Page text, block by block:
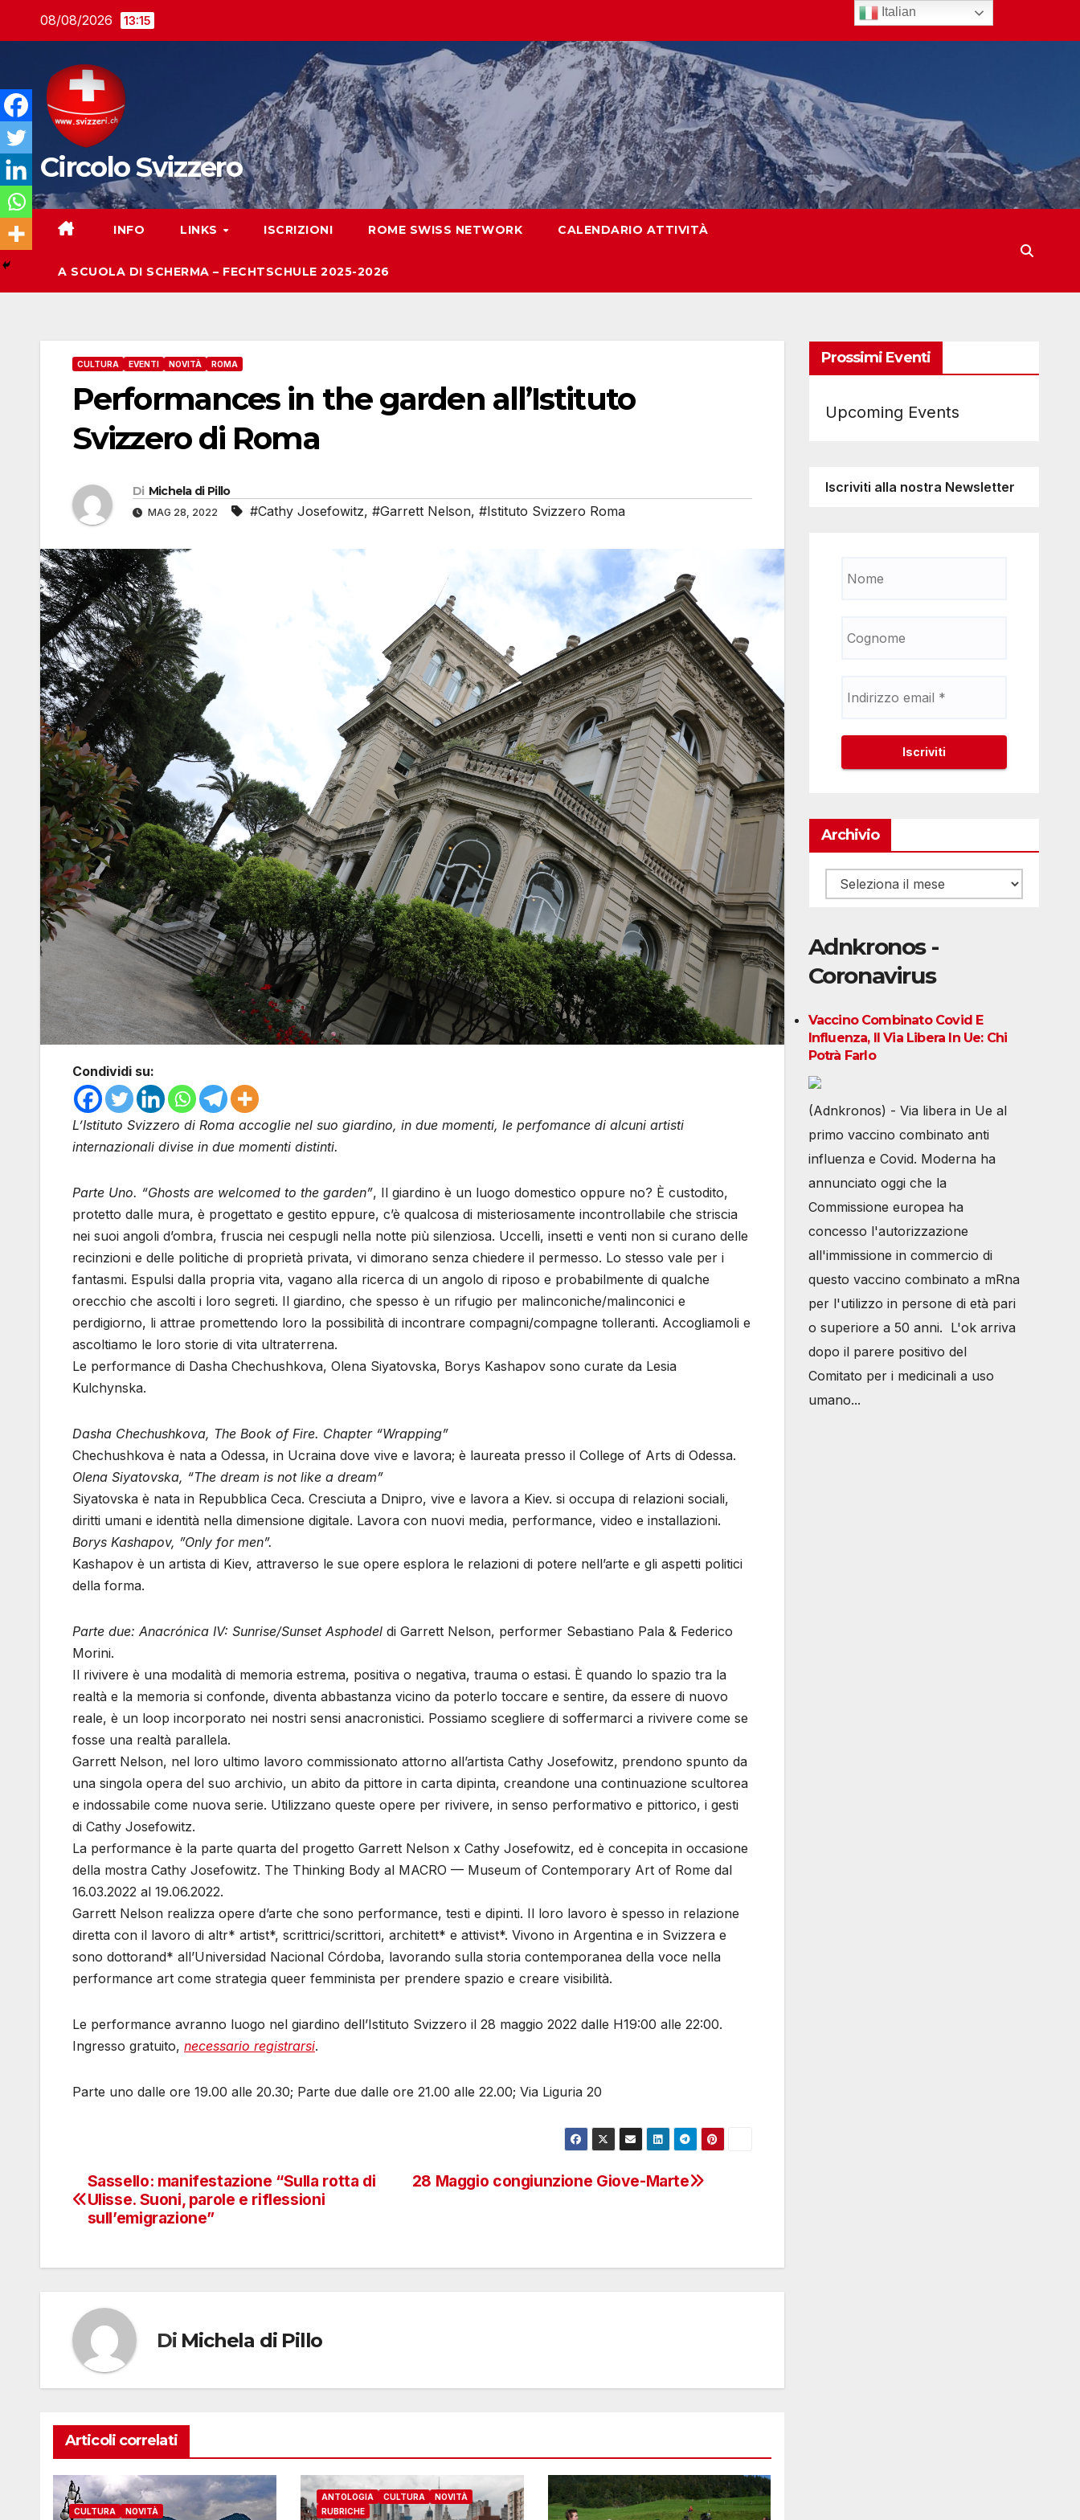
08/08/2026 13:15
Circolo Svizzero
INFO LINKS ISCRIZIONI ROME SWISS NETWORK CALENDARIO ATTIVITÀ
A SCUOLA DI SCHERMA – FECHTSCHULE 2025-2026
CULTURA EVENTI NOVITÀ ROMA
Performances in the garden all’Istituto
Svizzero di Roma
Di Michela di Pillo
MAG 28, 2022 #Cathy Josefowitz, #Garrett Nelson, #Istituto Svizzero Roma
Condividi su:
L’Istituto Svizzero di Roma accoglie nel suo giardino, in due momenti, le perfomance di alcuni artisti
internazionali divise in due momenti distinti.
Parte Uno. “Ghosts are welcomed to the garden”, Il giardino è un luogo domestico oppure no? È custodito,
protetto dalle mura, è progettato e gestito eppure, c’è qualcosa di misteriosamente incontrollabile che striscia
nei suoi angoli d’ombra, fruscia nei cespugli nella notte più silenziosa. Uccelli, insetti e venti non si curano delle
recinzioni e delle politiche di proprietà privata, vi dimorano senza chiedere il permesso. Lo stesso vale per i
fantasmi. Espulsi dalla propria vita, vagano alla ricerca di un angolo di riposo e probabilmente di qualche
orecchio che ascolti i loro segreti. Il giardino, che spesso è un rifugio per malinconiche/malinconici e
perdigiorno, li attrae promettendo loro la possibilità di incontrare compagni/compagne tolleranti. Accogliamoli e
ascoltiamo le loro storie di vita ultraterrena.
Le performance di Dasha Chechushkova, Olena Siyatovska, Borys Kashapov sono curate da Lesia
Kulchynska.
Dasha Chechushkova, The Book of Fire. Chapter “Wrapping”
Chechushkova è nata a Odessa, in Ucraina dove vive e lavora; è laureata presso il College of Arts di Odessa.
Olena Siyatovska, “The dream is not like a dream”
Siyatovska è nata in Repubblica Ceca. Cresciuta a Dnipro, vive e lavora a Kiev. si occupa di relazioni sociali,
diritti umani e identità nella dimensione digitale. Lavora con nuovi media, performance, video e installazioni.
Borys Kashapov, ”Only for men”.
Kashapov è un artista di Kiev, attraverso le sue opere esplora le relazioni di potere nell’arte e gli aspetti politici
della forma.
Parte due: Anacrónica IV: Sunrise/Sunset Asphodel di Garrett Nelson, performer Sebastiano Pala & Federico
Morini.
Il rivivere è una modalità di memoria estrema, positiva o negativa, trauma o estasi. È quando lo spazio tra la
realtà e la memoria si confonde, diventa abbastanza vicino da poterlo toccare e sentire, da essere di nuovo
reale, è un loop incorporato nei nostri sensi anacronistici. Possiamo scegliere di soffermarci a rivivere come se
fosse una realtà parallela.
Garrett Nelson, nel loro ultimo lavoro commissionato attorno all’artista Cathy Josefowitz, prendono spunto da
una singola opera del suo archivio, un abito da pittore in carta dipinta, creandone una continuazione scultorea
e indossabile come nuova serie. Utilizzano queste opere per rivivere, in senso performativo e pittorico, i gesti
di Cathy Josefowitz.
La performance è la parte quarta del progetto Garrett Nelson x Cathy Josefowitz, ed è concepita in occasione
della mostra Cathy Josefowitz. The Thinking Body al MACRO — Museum of Contemporary Art of Rome dal
16.03.2022 al 19.06.2022.
Garrett Nelson realizza opere d’arte che sono performance, testi e dipinti. Il loro lavoro è spesso in relazione
diretta con il lavoro di altr* artist*, scrittrici/scrittori, architett* e attivist*. Vivono in Argentina e in Svizzera e
sono dottorand* all’Universidad Nacional Córdoba, lavorando sulla storia contemporanea della voce nella
performance art come strategia queer femminista per prendere spazio e creare visibilità.
Le performance avranno luogo nel giardino dell’Istituto Svizzero il 28 maggio 2022 dalle H19:00 alle 22:00.
Ingresso gratuito, necessario registrarsi.
Parte uno dalle ore 19.00 alle 20.30; Parte due dalle ore 21.00 alle 22.00; Via Liguria 20
Navigazione
articoli
28 Maggio congiunzione Giove-Marte
Sassello: manifestazione “Sulla rotta di
Ulisse. Suoni, parole e riflessioni
sull’emigrazione”
Di Michela di Pillo
Articoli correlati
CULTURA NOVITÀ
ANTOLOGIA CULTURA
NOVITÀ
RUBRICHE
Prossimi Eventi
Upcoming Events
Iscriviti alla nostra Newsletter
Archivio
Archivio
Adnkronos -
Coronavirus
Vaccino Combinato Covid E
Influenza, Il Via Libera In Ue: Chi
Potrà Farlo
(Adnkronos) - Via libera in Ue al
primo vaccino combinato anti
influenza e Covid. Moderna ha
annunciato oggi che la
Commissione europea ha
concesso l'autorizzazione
all'immissione in commercio di
questo vaccino combinato a mRna
per l'utilizzo in persone di età pari
o superiore a 50 anni. L'ok arriva
dopo il parere positivo del
Comitato per i medicinali a uso
umano...
Italian